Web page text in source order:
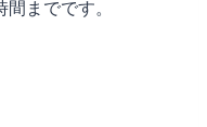
までです。